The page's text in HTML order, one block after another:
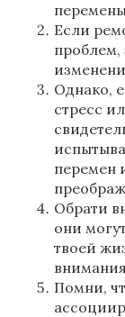
Если
проблем,
Однако,
стресс
перемен
Обрати
они
твоей
Помни,